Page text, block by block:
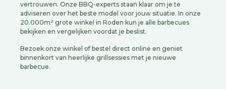
vertrouwen. Onze BBQ-experts staan klaar om je te
adviseren over het beste model voor jouw situatie. In onze
20.000m² grote winkel in Roden kun je alle barbecues
bekijken en vergelijken voordat je beslist.
Bezoek onze winkel of bestel direct online en geniet
binnenkort van heerlijke grillsessies met je nieuwe
barbecue.